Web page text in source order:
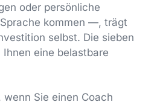
oder persönliche
kommen —, trägt
selbst. Die sieben
eine belastbare
Sie einen Coach